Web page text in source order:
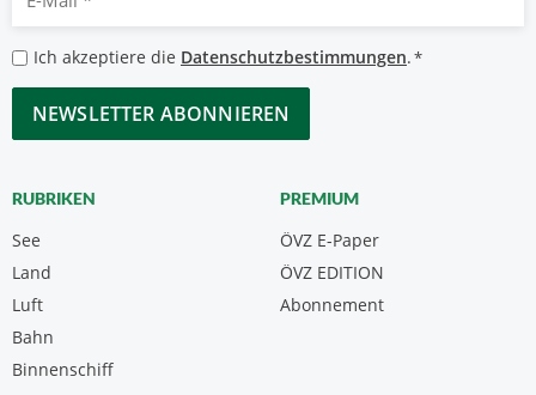
Mail
*
Datenschutzbestimmungen
*
Ich akzeptiere die Datenschutzbestimmungen.*
CAPTCHA
RUBRIKEN
See
Land
Luft
Bahn
Binnenschiff
PREMIUM
ÖVZ E-Paper
Abonnement
ÖVZ EDITION